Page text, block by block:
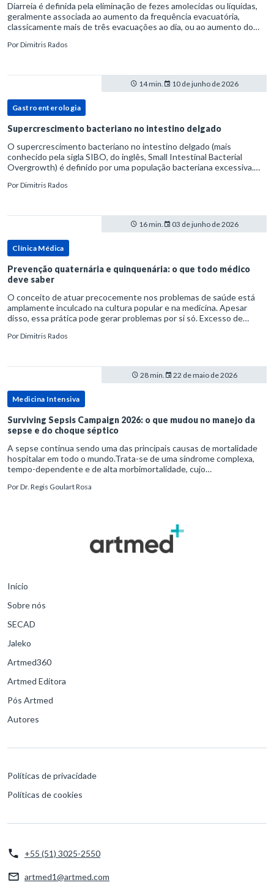
Diarreia é definida pela eliminação de fezes amolecidas ou líquidas,
geralmente associada ao aumento da frequência evacuatória,
classicamente mais de três evacuações ao dia, ou ao aumento do
PorDimitris Rados
14 min. 10 de junho de 2026
Gastroenterologia
Supercrescimento bacteriano no intestino delgado
O supercrescimento bacteriano no intestino delgado (mais
conhecido pela sigla SIBO, do inglês, Small Intestinal Bacterial
Overgrowth) é definido por uma população bacteriana excessiva.
PorDimitris Rados
16 min. 03 de junho de 2026
Clínica Médica
Prevenção quaternária e quinquenária: o que todo médico
deve saber
O conceito de atuar precocemente nos problemas de saúde está
amplamente inculcado na cultura popular e na medicina. Apesar
disso, essa prática pode gerar problemas por si só. Excesso de
PorDimitris Rados
28 min. 22 de maio de 2026
Medicina Intensiva
Surviving Sepsis Campaign 2026: o que mudou no manejo da
sepse e do choque séptico
A sepse continua sendo uma das principais causas de mortalidade
hospitalar em todo o mundo.Trata-se de uma síndrome complexa,
tempo-dependente e de alta morbimortalidade, cujo
para o desfe
PorDr. Regis Goulart Rosa
Início
Sobre nós
SECAD
Jaleko
Artmed360
Artmed Editora
Pós Artmed
Autores
Políticas de privacidade
Políticas de cookies
+55 (51) 3025-2550
artmed1@artmed.com